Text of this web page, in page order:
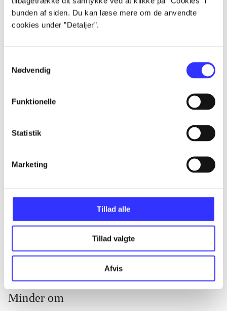
bunden af siden. Du kan læse mere om de anvendte
cookies under ”Detaljer”.
Nødvendig
Funktionelle
Statistik
Marketing
Tillad alle
Tillad valgte
Afvis
...
Minder om